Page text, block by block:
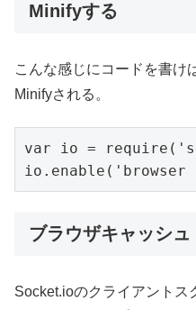
Minifyする
こんな感じにコードを書け
Minifyされる。
var io =
ブラウザキャッシュ
Socket.ioのクライアントス